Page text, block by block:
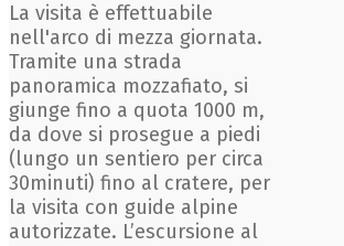
La visita è effettuabile
nell'arco di mezza giornata.
Tramite una strada
panoramica mozzafiato, si
giunge fino a quota 1000 m,
da dove si prosegue a piedi
(lungo un sentiero per circa
30minuti) fino al cratere, per
la visita con guide alpine
autorizzate. L’escursione al